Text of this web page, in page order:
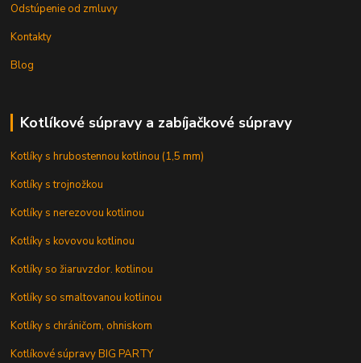
Odstúpenie od zmluvy
Kontakty
Blog
Kotlíkové súpravy a zabíjačkové súpravy
Kotlíky s hrubostennou kotlinou (1,5 mm)
Kotlíky s trojnožkou
Kotlíky s nerezovou kotlinou
Kotlíky s kovovou kotlinou
Kotlíky so žiaruvzdor. kotlinou
Kotlíky so smaltovanou kotlinou
Kotlíky s chráničom, ohniskom
Kotlíkové súpravy BIG PARTY